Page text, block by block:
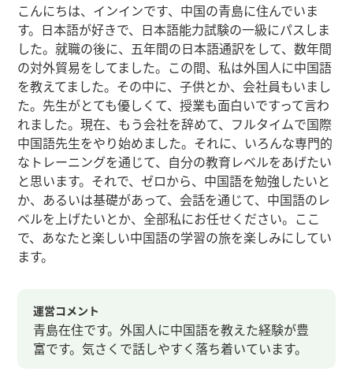
こんにちは、インインです、中国の青島に住んでいま
す。日本語が好きで、日本語能力試験の一級にパスしま
した。就職の後に、五年間の日本語通訳をして、数年間
の対外貿易をしてました。この間、私は外国人に中国語
を教えてました。その中に、子供とか、会社員もいまし
た。先生がとても優しくて、授業も面白いですって言わ
れました。現在、もう会社を辞めて、フルタイムで国際
中国語先生をやり始めました。それに、いろんな専門的
なトレーニングを通じて、自分の教育レベルをあげたい
と思います。それで、ゼロから、中国語を勉強したいと
か、あるいは基礎があって、会話を通じて、中国語のレ
ベルを上げたいとか、全部私にお任せください。ここ
で、あなたと楽しい中国語の学習の旅を楽しみにしてい
ます。
運営コメント
青島在住です。外国人に中国語を教えた経験が豊
富です。気さくで話しやすく落ち着いています。